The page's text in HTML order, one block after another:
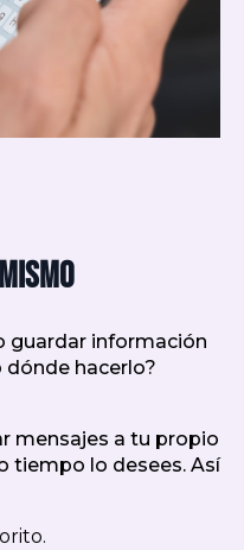
guardar información
hacerlo?
mensajes a tu propio
tiempo lo desees. Así